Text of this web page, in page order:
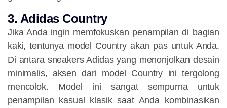
3. Adidas Country
Jika Anda ingin memfokuskan penampilan di bagian
kaki, tentunya model Country akan pas untuk Anda.
Di antara sneakers Adidas yang menonjolkan desain
minimalis, aksen dari model Country ini tergolong
mencolok. Model ini sangat sempurna untuk
penampilan kasual klasik saat Anda kombinasikan